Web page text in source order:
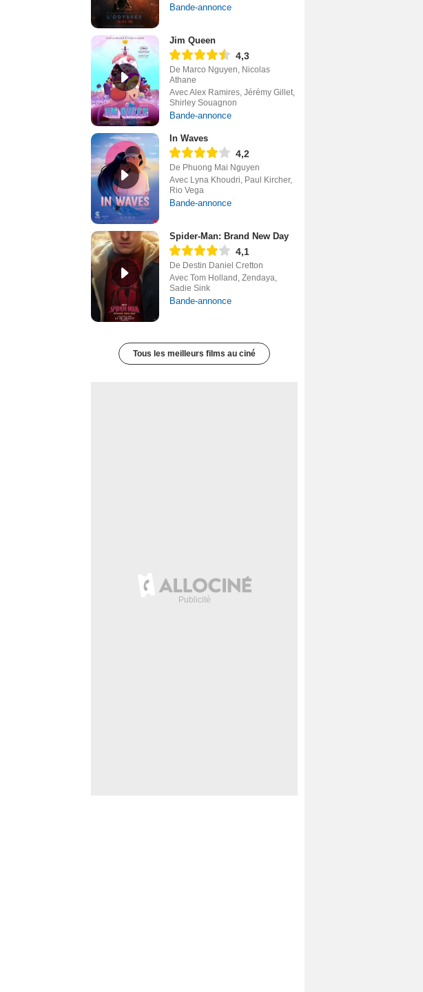
Bande-annonce
Jim Queen
4,3
De Marco Nguyen, Nicolas
Athane
Avec Alex Ramires, Jérémy Gillet,
Shirley Souagnon
Bande-annonce
In Waves
4,2
De Phuong Mai Nguyen
Avec Lyna Khoudri, Paul Kircher,
Rio Vega
Bande-annonce
Spider-Man: Brand New Day
4,1
De Destin Daniel Cretton
Avec Tom Holland, Zendaya,
Sadie Sink
Bande-annonce
Tous les meilleurs films au ciné